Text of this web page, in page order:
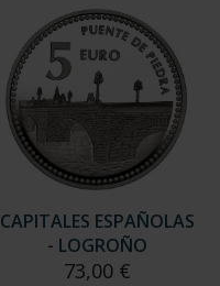
CAPITALES ESPAÑOLAS
- LOGROÑO
73,00 €